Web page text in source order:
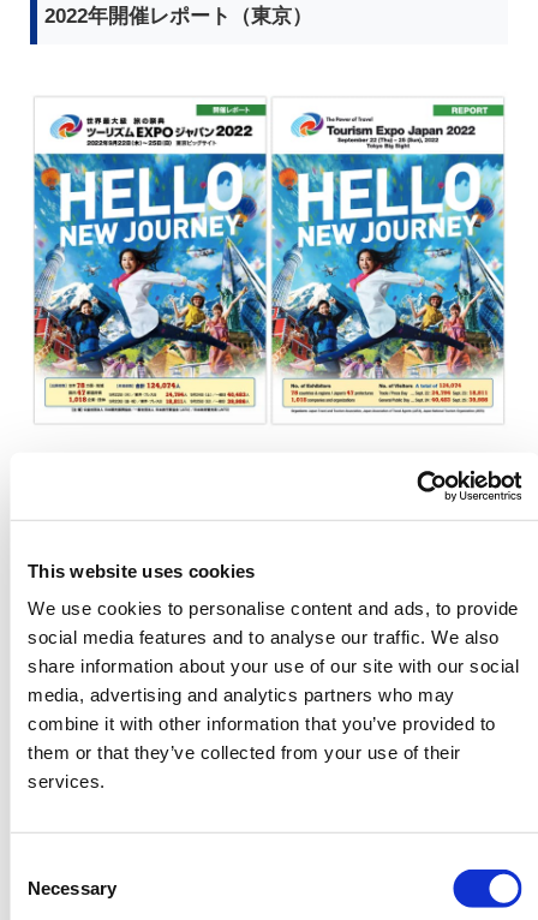
This website uses cookies
We use cookies to personalise content and ads, to provide
social media features and to analyse our traffic. We also
share information about your use of our site with our social
media, advertising and analytics partners who may
combine it with other information that you’ve provided to
them or that they’ve collected from your use of their
services.
Selection
Necessary
2022年開催レポート（東京）
2020年開催レポート（沖縄）